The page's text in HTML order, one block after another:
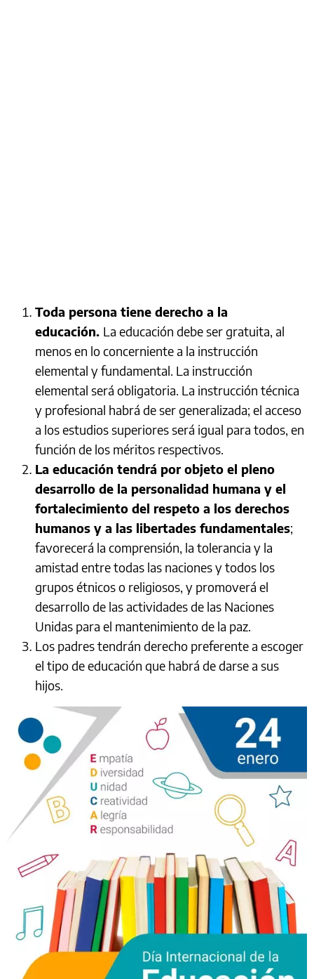
Toda persona tiene derecho a la
educación. La educación debe ser gratuita, al
menos en lo concerniente a la instrucción
elemental y fundamental. La instrucción
elemental será obligatoria. La instrucción técnica
y profesional habrá de ser generalizada; el acceso
a los estudios superiores será igual para todos, en
función de los méritos respectivos.
La educación tendrá por objeto el pleno
desarrollo de la personalidad humana y el
fortalecimiento del respeto a los derechos
humanos y a las libertades fundamentales;
favorecerá la comprensión, la tolerancia y la
amistad entre todas las naciones y todos los
grupos étnicos o religiosos, y promoverá el
desarrollo de las actividades de las Naciones
Unidas para el mantenimiento de la paz.
Los padres tendrán derecho preferente a escoger
el tipo de educación que habrá de darse a sus
hijos.